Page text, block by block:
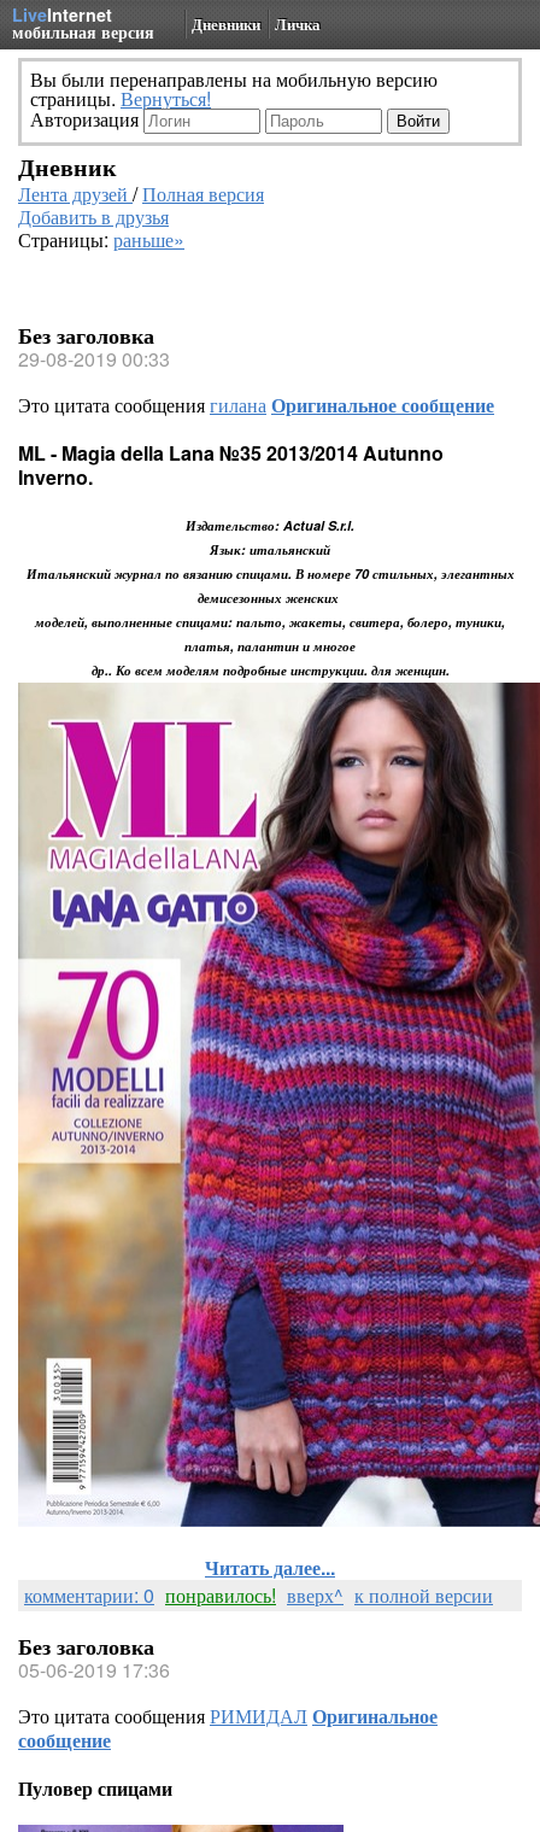
LiveInternet
мобильная версия Дневники Личка
Вы были перенаправлены на мобильную версию
страницы. Вернуться!
Авторизация
Дневник
Лента друзей /Полная версия
Добавить в друзья
Страницы: раньше»
Без заголовка
29-08-2019 00:33
Это цитата сообщениягиланаОригинальное сообщение
ML - Magia della Lana №35 2013/2014 Autunno
Inverno.
Издательство: Actual S.r.l.
Язык: итальянский
Итальянский журнал по вязанию спицами. В номере 70 стильных, элегантных
демисезонных женских
моделей, выполненные спицами: пальто, жакеты, свитера, болеро, туники,
платья, палантин и многое
др.. Ко всем моделям подробные инструкции. для женщин.
Читать далее...
комментарии: 0 понравилось! вверх^ к полной версии
Без заголовка
05-06-2019 17:36
Это цитата сообщенияРИМИДАЛОригинальное
сообщение
Пуловер спицами